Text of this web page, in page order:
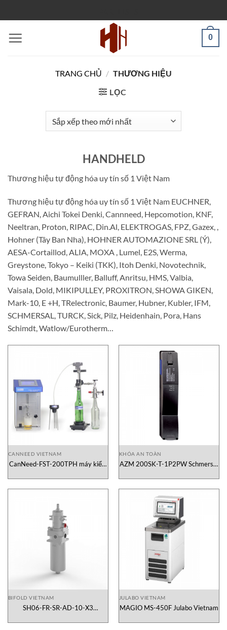
qua
nội
dung
0
TRANG CHỦ / THƯƠNG HIỆU
LỌC
HANDHELD
Thương hiệu tự động hóa uy tín số 1 Việt Nam
Thương hiệu tự động hóa uy tín số 1 Việt Nam EUCHNER,
GEFRAN, Aichi Tokei Denki, Cannneed, Hepcomotion, KNF,
Neeltran, Proton, RIPAC, Din.Al, ELEKTROGAS, FPZ, Gazex, ,
Hohner (Tây Ban Nha), HOHNER AUTOMAZIONE SRL (Ý),
AESA-Cortaillod, ALIA, MOXA , Lumel, E2S, Werma,
Greystone, Tokyo – Keiki (TKK), Itoh Denki, Novotechnik,
Towa Seiden, Baumulller, Balluff, Anritsu, HMS, Valbia,
Vaisala, Dold, MIKIPULLEY, PROXITRON, SHOWA GIKEN,
Mark-10, E +H, TRelectronic, Baumer, Hubner, Kubler, IFM,
SCHMERSAL, TURCK, Sick, Pilz, Heidenhain, Pora, Hans
Schimdt, Watlow/Eurotherm…
CANNEED VIETNAM
CanNeed-FST-200TPH máy kiểm
KHÓA AN TOÀN
AZM 200SK-T-1P2PW Schmersal
BIFOLD VIETNAM
SH06-FR-SR-AD-10-X3
JULABO VIETNAM
MAGIO MS-450F Julabo Vietnam